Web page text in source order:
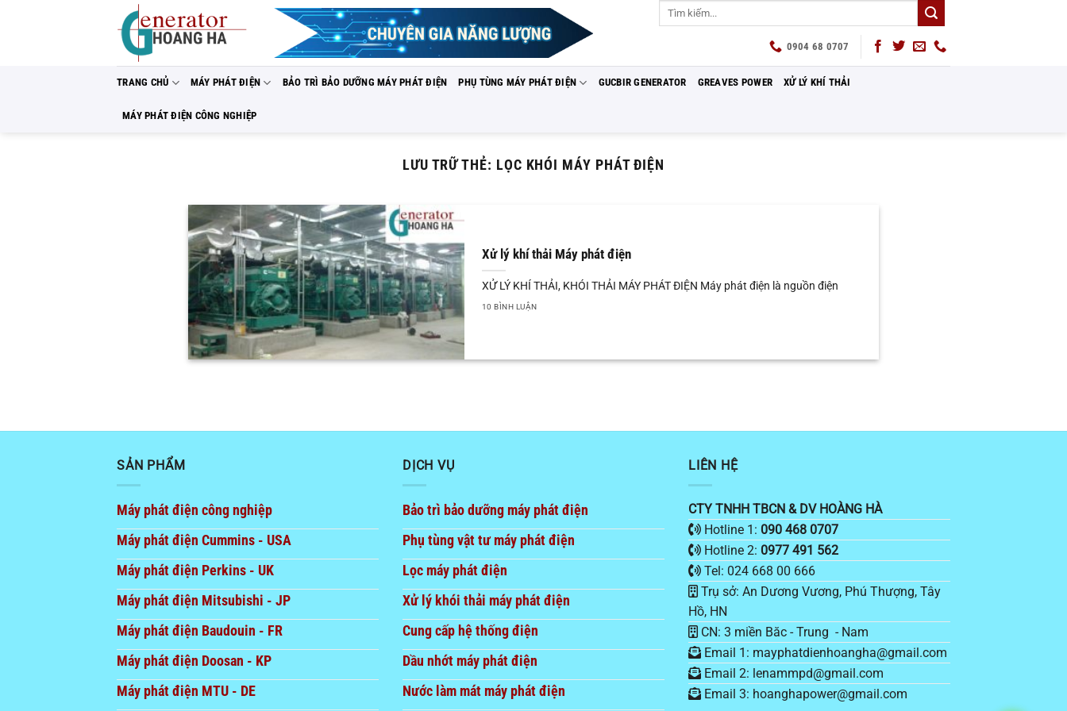
Tìm
0904 68 0707
TRANG CHỦ MÁY PHÁT ĐIỆN BẢO TRÌ BẢO DƯỠNG MÁY PHÁT ĐIỆN PHỤ TÙNG MÁY PHÁT ĐIỆN GUCBIR GENERATOR GREAVES POWER XỬ LÝ KHÍ THẢI
MÁY PHÁT ĐIỆN CÔNG NGHIỆP
LƯU TRỮ THẺ: LỌC KHÓI MÁY PHÁT ĐIỆN
Xử lý khí thải Máy phát điện
XỬ LÝ KHÍ THẢI, KHÓI THẢI MÁY PHÁT ĐIỆN Máy phát điện là nguồn điện
10 BÌNH LUẬN
SẢN PHẨM
Máy phát điện công nghiệp
Máy phát điện Cummins - USA
Máy phát điện Perkins - UK
Máy phát điện Mitsubishi - JP
Máy phát điện Baudouin - FR
Máy phát điện Doosan - KP
Máy phát điện MTU - DE
DỊCH VỤ
Bảo trì bảo dưỡng máy phát điện
Phụ tùng vật tư máy phát điện
Lọc máy phát điện
Xử lý khói thải máy phát điện
Cung cấp hệ thống điện
Dầu nhớt máy phát điện
Nước làm mát máy phát điện
LIÊN HỆ
CTY TNHH TBCN & DV HOÀNG HÀ
Hotline 1: 090 468 0707
Hotline 2: 0977 491 562
Tel: 024 668 00 666
Trụ sở: An Dương Vương, Phú Thượng, Tây
Hồ, HN
CN: 3 miền Băc - Trung - Nam
Email 1: mayphatdienhoangha@gmail.com
Email 2: lenammpd@gmail.com
Email 3: hoanghapower@gmail.com